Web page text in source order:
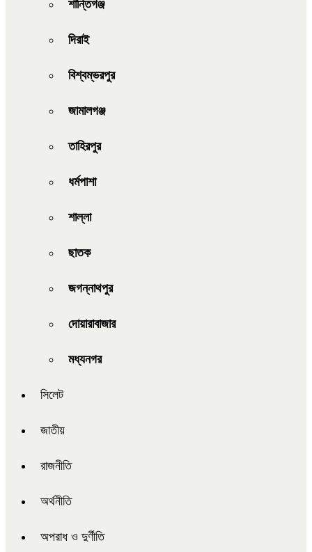
শান্তিগঞ্জ
দিরাই
বিশ্বম্ভরপুর
জামালগঞ্জ
তাহিরপুর
ধর্মপাশা
শাল্লা
ছাতক
জগন্নাথপুর
দোয়ারাবাজার
মধ্যনগর
সিলেট
জাতীয়
রাজনীতি
অর্থনীতি
অপরাধ ও দুর্ণীতি